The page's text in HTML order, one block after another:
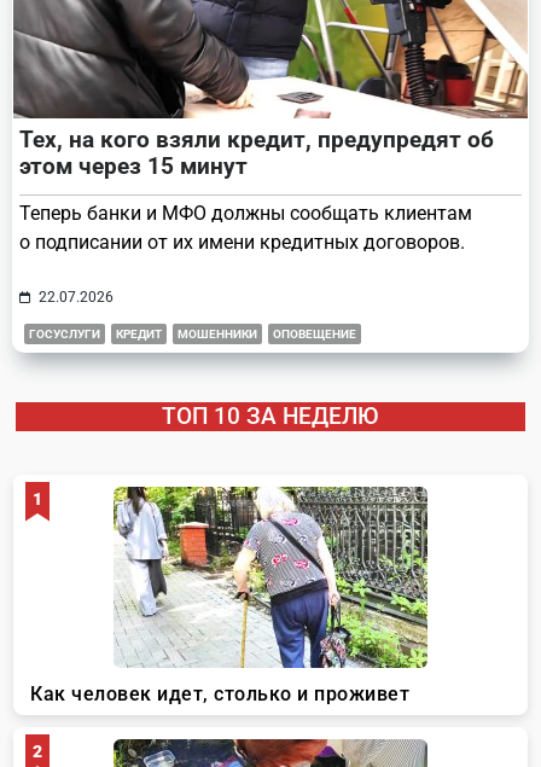
Тех, на кого взяли кредит, предупредят об
этом через 15 минут
Теперь банки и МФО должны сообщать клиентам
о подписании от их имени кредитных договоров.
22.07.2026
ГОСУСЛУГИ КРЕДИТ МОШЕННИКИ ОПОВЕЩЕНИЕ
ТОП 10 ЗА НЕДЕЛЮ